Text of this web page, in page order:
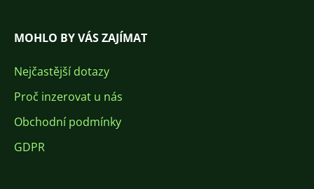
MOHLO BY VÁS ZAJÍMAT
Nejčastější dotazy
Proč inzerovat u nás
Obchodní podmínky
GDPR